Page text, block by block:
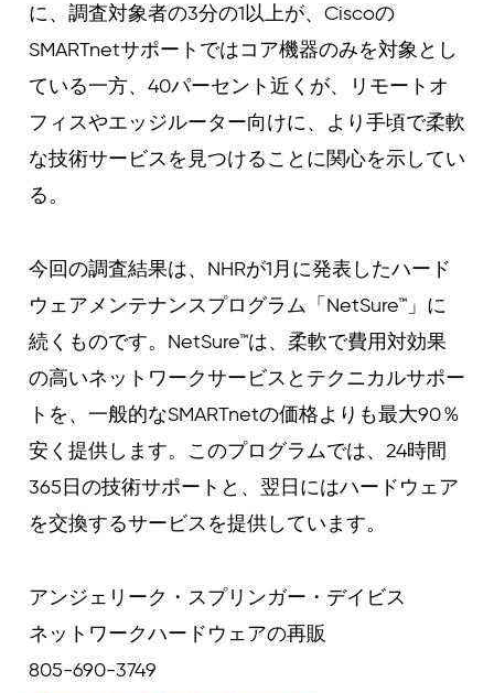
に、調査対象者の3分の1以上が、Ciscoの
SMARTnetサポートではコア機器のみを対象とし
ている一方、40パーセント近くが、リモートオ
フィスやエッジルーター向けに、より手頃で柔軟
な技術サービスを見つけることに関心を示してい
る。
今回の調査結果は、NHRが1月に発表したハード
ウェアメンテナンスプログラム「NetSure™」に
続くものです。NetSure™は、柔軟で費用対効果
の高いネットワークサービスとテクニカルサポー
トを、一般的なSMARTnetの価格よりも最大90％
安く提供します。このプログラムでは、24時間
365日の技術サポートと、翌日にはハードウェア
を交換するサービスを提供しています。
アンジェリーク・スプリンガー・デイビス
ネットワークハードウェアの再販
805-690-3749